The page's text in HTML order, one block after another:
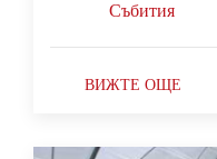
Събития
ВИЖТЕ ОЩЕ